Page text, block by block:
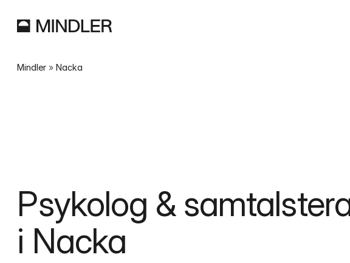
Mindler » Nacka
Psykolog &
i Nacka